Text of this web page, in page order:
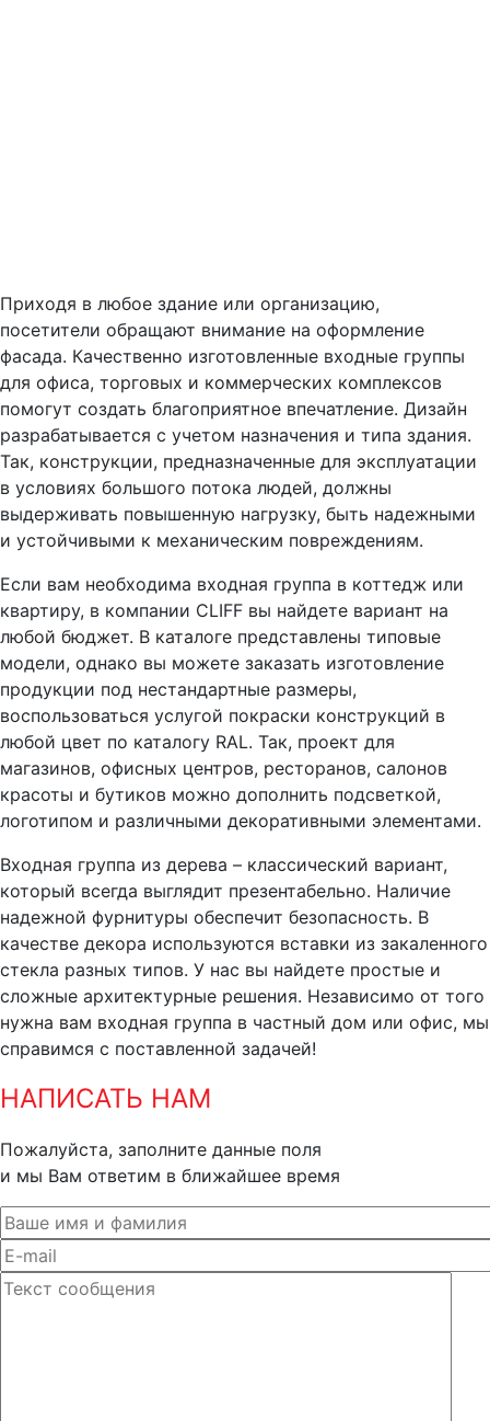
Приходя в любое здание или организацию,
посетители обращают внимание на оформление
фасада. Качественно изготовленные входные группы
для офиса, торговых и коммерческих комплексов
помогут создать благоприятное впечатление. Дизайн
разрабатывается с учетом назначения и типа здания.
Так, конструкции, предназначенные для эксплуатации
в условиях большого потока людей, должны
выдерживать повышенную нагрузку, быть надежными
и устойчивыми к механическим повреждениям.
Если вам необходима входная группа в коттедж или
квартиру, в компании CLIFF вы найдете вариант на
любой бюджет. В каталоге представлены типовые
модели, однако вы можете заказать изготовление
продукции под нестандартные размеры,
воспользоваться услугой покраски конструкций в
любой цвет по каталогу RAL. Так, проект для
магазинов, офисных центров, ресторанов, салонов
красоты и бутиков можно дополнить подсветкой,
логотипом и различными декоративными элементами.
Входная группа из дерева – классический вариант,
который всегда выглядит презентабельно. Наличие
надежной фурнитуры обеспечит безопасность. В
качестве декора используются вставки из закаленного
стекла разных типов. У нас вы найдете простые и
сложные архитектурные решения. Независимо от того
нужна вам входная группа в частный дом или офис, мы
справимся с поставленной задачей!
НАПИСАТЬ НАМ
Пожалуйста, заполните данные поля
и мы Вам ответим в ближайшее время